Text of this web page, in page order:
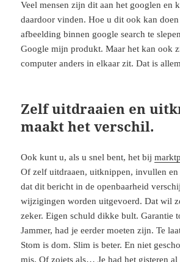
Veel mensen zijn dit aan het googlen en
daardoor vinden. Hoe u dit ook kan
afbeelding binnen google search te
Google mijn produkt. Maar het kan ook
computer anders in elkaar zit. Dat is
Zelf uitdraaien en
maakt het verschil.
Ook kunt u, als u snel bent, het bij
Of zelf uitdraaen, uitknippen, invullen en
dat dit bericht in de openbaarheid
wijzigingen worden uitgevoerd. Dat wil
zeker. Eigen schuld dikke bult. Garantie
Jammer, had je eerder moeten zijn. Te
Stom is dom. Slim is beter. En niet
mis. Of zoiets als… Je had het gisteren al